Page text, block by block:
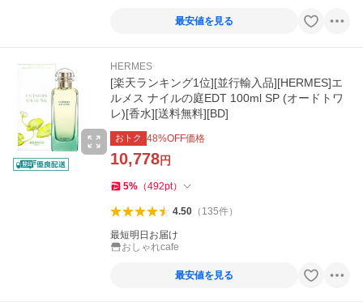
最安値を見る
HERMES
[楽天ランキング1位][並行輸入品][HERMES]エ
ルメス ナイルの庭EDT 100ml SP (オードトワ
レ)[香水][送料無料][BD]
おトク 48%OFF価格
10,778円
5% （492pt）
4.50（ 135件）
最短明日お届け
おしゃれcafe
最安値を見る